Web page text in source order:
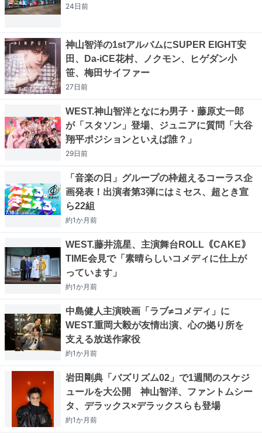
24日前
神山智洋の1stアルバムにSUPER EIGHT安
田、Da-iCE花村、ノクモン、ヒゲダン小
笹、梅田サイファー
27日前
WEST.神山智洋となにわ男子・藤原丈一郎
が「スタソン」登場、ジュニアに質問「大谷
翔平ポジションといえば誰？」
29日前
「音楽の日」グループの枠超えるコーラス企
画発表！出演者第3弾にはミセス、超とき宣
ら22組
約1か月前
WEST.藤井流星、主演舞台ROLL｟CAKE｠
TIME会見で「素晴らしいコメディに仕上が
っています」
約1か月前
中島健人主演映画「ラブ≠コメディ」に
WEST.重岡大毅が友情出演、心の拠り所を
支える放送作家役
約1か月前
岩田剛典「バズリズム02」で1週間のスケジ
ュールを大公開 神山智洋、ファントムシー
タ、デラックス×デラックスらも登場
約1か月前